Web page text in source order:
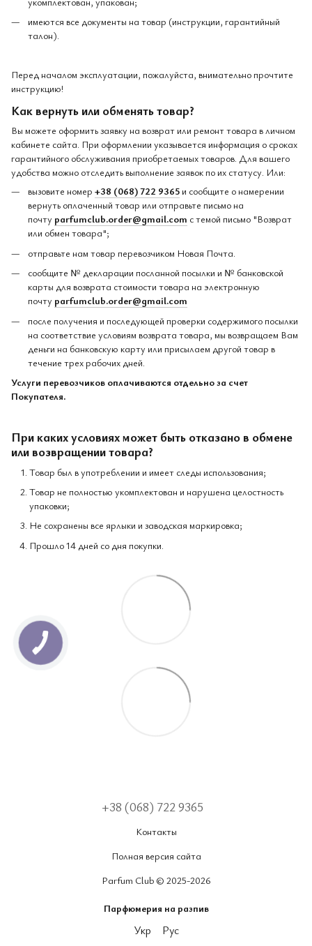
имеются все документы на товар (инструкции, гарантийный
талон).
Перед началом эксплуатации, пожалуйста, внимательно прочтите
инструкцию!
Как вернуть или обменять товар?
Вы можете оформить заявку на возврат или ремонт товара в личном
кабинете сайта. При оформлении указывается информация о сроках
гарантийного обслуживания приобретаемых товаров. Для вашего
удобства можно отследить выполнение заявок по их статусу. Или:
вызовите номер +38 (068) 722 9365 и сообщите о намерении
вернуть оплаченный товар или отправьте письмо на
почту parfumclub.order@gmail.com с темой письмо "Возврат
или обмен товара";
отправьте нам товар перевозчиком Новая Почта.
сообщите № декларации посланной посылки и № банковской
карты для возврата стоимости товара на электронную
почту parfumclub.order@gmail.com
после получения и последующей проверки содержимого посылки
на соответствие условиям возврата товара, мы возвращаем Вам
деньги на банковскую карту или присылаем другой товар в
течение трех рабочих дней.
Услуги перевозчиков оплачиваются отдельно за счет
Покупателя.
При каких условиях может быть отказано в обмене
или возвращении товара?
Товар был в употреблении и имеет следы использования;
Товар не полностью укомплектован и нарушена целостность
упаковки;
Не сохранены все ярлыки и заводская маркировка;
Прошло 14 дней со дня покупки.
+38 (068) 722 9365
Контакты
Полная версия сайта
Parfum Club © 2025-2026
Парфюмерия на разпив
Укр Рус